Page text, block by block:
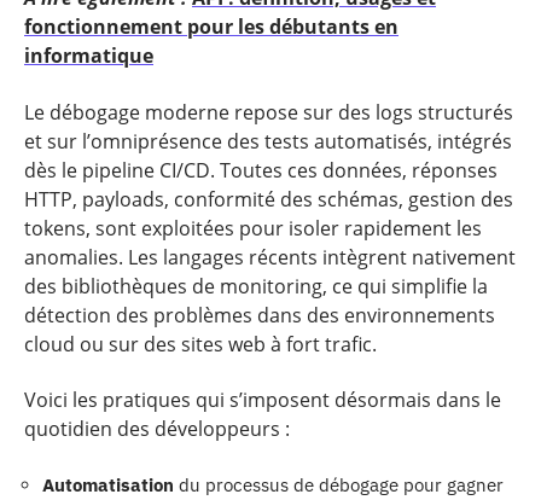
fonctionnement pour les débutants en
informatique
Le débogage moderne repose sur des logs structurés
et sur l’omniprésence des tests automatisés, intégrés
dès le pipeline CI/CD. Toutes ces données, réponses
HTTP, payloads, conformité des schémas, gestion des
tokens, sont exploitées pour isoler rapidement les
anomalies. Les langages récents intègrent nativement
des bibliothèques de monitoring, ce qui simplifie la
détection des problèmes dans des environnements
cloud ou sur des sites web à fort trafic.
Voici les pratiques qui s’imposent désormais dans le
quotidien des développeurs :
Automatisation du processus de débogage pour gagner